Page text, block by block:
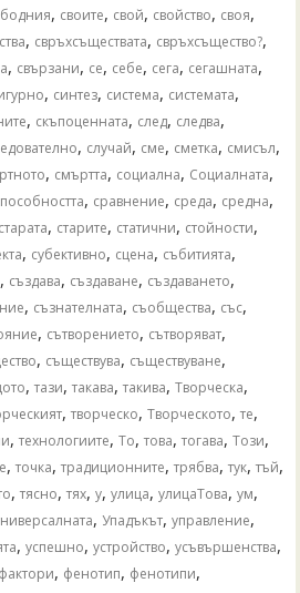
, своите, свой, свойство, своя,
, свръхсъществата, свръхсъщество?,
, свързани, се, себе, сега, сегашната,
, синтез, система, системата,
, скъпоценната, след, следва,
, случай, сме, сметка, смисъл,
, смъртта, социална, Социалната,
, сравнение, среда, средна,
старата, старите, статични, стойности,
, субективно, сцена, събитията,
, създава, създаване, създаването,
, съзнателната, съобщества, със,
, сътворението, сътворяват,
, съществува, съществуване,
,тази,такава,такива,Творческа,
,творческо,Творческото,те,
,технологиите,То,това,тогава,Този,
,точка,традиционните,трябва,тук,тъй,
,тясно,тях,у,улица,улицаТова,ум,
,Упадъкът,управление,
,успешно,устройство,усъвършенства,
фактори, фенотип, фенотипи,